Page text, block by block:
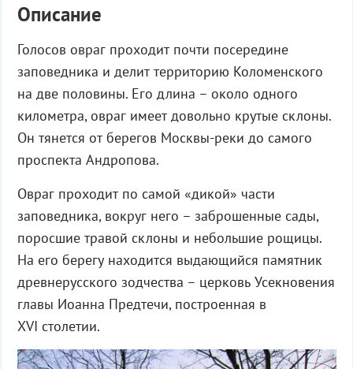
Описание
Голосов овраг проходит почти посередине
заповедника и делит территорию Коломенского
на две половины. Его длина – около одного
километра, овраг имеет довольно крутые склоны.
Он тянется от берегов Москвы-реки до самого
проспекта Андропова.
Овраг проходит по самой «дикой» части
заповедника, вокруг него – заброшенные сады,
поросшие травой склоны и небольшие рощицы.
На его берегу находится выдающийся памятник
древнерусского зодчества – церковь Усекновения
главы Иоанна Предтечи, построенная в
XVI столетии.